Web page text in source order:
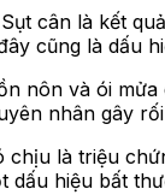
Sụt cân là kết
cũng là dấu
nôn và ói
nhân gây
chịu là triệu
dấu hiệu bất